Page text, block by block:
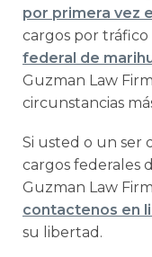
por primera vez
cargos por
federal de
Guzman Law
circunstancias
Si usted o un ser
cargos federales
Guzman Law
contactenos en
su libertad.